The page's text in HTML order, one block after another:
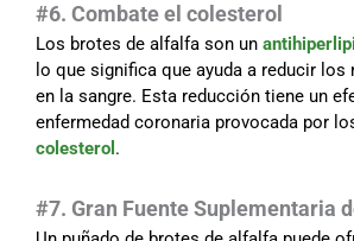
#6. Combate el colesterol
Los brotes de alfalfa son un
lo que significa que ayuda a reducir los
en la sangre. Esta reducción tiene un
enfermedad coronaria provocada por
colesterol .
#7. Gran Fuente Suplementaria